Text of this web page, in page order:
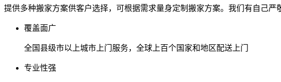
提供多种搬家方案供客户选择，可根据需求量身定制搬家方案。我们有自己严
覆盖面广
全国县级市以上城市上门服务，全球上百个国家和地区配送上门
专业性强